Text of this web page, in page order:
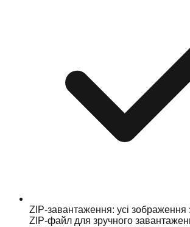
ZIP-завантаження: усі зображення
ZIP-файл для зручного